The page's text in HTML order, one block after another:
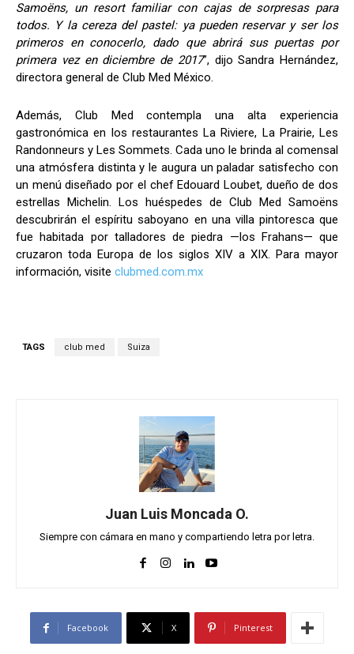
Samoëns, un resort familiar con cajas de sorpresas para
todos. Y la cereza del pastel: ya pueden reservar y ser los
primeros en conocerlo, dado que abrirá sus puertas por
primera vez en diciembre de 2017”, dijo Sandra Hernández,
directora general de Club Med México.
Además, Club Med contempla una alta experiencia
gastronómica en los restaurantes La Riviere, La Prairie, Les
Randonneurs y Les Sommets. Cada uno le brinda al comensal
una atmósfera distinta y le augura un paladar satisfecho con
un menú diseñado por el chef Edouard Loubet, dueño de dos
estrellas Michelin. Los huéspedes de Club Med Samoëns
descubrirán el espíritu saboyano en una villa pintoresca que
fue habitada por talladores de piedra —los Frahans— que
cruzaron toda Europa de los siglos XIV a XIX. Para mayor
información, visite clubmed.com.mx
TAGS club med Suiza
Juan Luis Moncada O.
Siempre con cámara en mano y compartiendo letra por letra.
Facebook X Pinterest